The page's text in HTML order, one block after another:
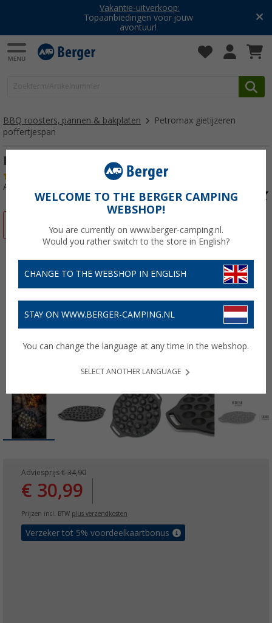
Vakantie-uitverkoop:
Topaanbiedingen voor jouw
avontuur!
BBQ roosters, pannen & bakplaten
Petromax gietijzeren
poffertjespan
Petromax gietijzeren poffertjespan
Artikelnr: 360060
Adviesprijs € 34,90
€ 30,99
Prijzen incl. BTW plus verzendkosten
Verzeker tot 5% voordeelkaartbonus
WELCOME TO THE BERGER CAMPING
WEBSHOP!
You are currently on www.berger-camping.nl.
Would you rather switch to the store in English?
CHANGE TO THE WEBSHOP IN ENGLISH
STAY ON WWW.BERGER-CAMPING.NL
You can change the language at any time in the webshop.
SELECT ANOTHER LANGUAGE